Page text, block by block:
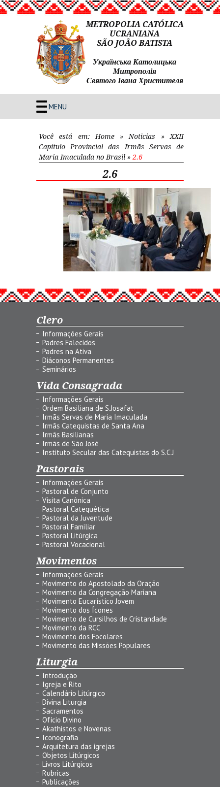
METROPOLIA CATÓLICA
UCRANIANA
SÃO JOÃO BATISTA
Українська Католицька
Митрополія
Святого Івана Христителя
MENU
Você está em: Home» Noticias »XXII
Capítulo Provincial das Irmãs Servas de
Maria Imaculada no Brasil » 2.6
2.6
Clero
Informações Gerais
Padres Falecidos
Padres na Ativa
Diáconos Permanentes
Seminários
Vida Consagrada
Informações Gerais
Ordem Basiliana de S.Josafat
Irmãs Servas de Maria Imaculada
Irmãs Catequistas de Santa Ana
Irmãs Basilianas
Irmãs de São José
Instituto Secular das Catequistas do S.C.J
Pastorais
Informações Gerais
Pastoral de Conjunto
Visita Canônica
Pastoral Catequética
Pastoral da Juventude
Pastoral Familiar
Pastoral Litúrgica
Pastoral Vocacional
Movimentos
Informações Gerais
Movimento do Apostolado da Oração
Movimento da Congregação Mariana
Movimento Eucarístico Jovem
Movimento dos Ícones
Movimento de Cursilhos de Cristandade
Movimento da RCC
Movimento dos Focolares
Movimento das Missões Populares
Liturgia
Introdução
Igreja e Rito
Calendário Litúrgico
Divina Liturgia
Sacramentos
Ofício Divino
Akathistos e Novenas
Iconografia
Arquitetura das igrejas
Objetos Litúrgicos
Livros Litúrgicos
Rubricas
Publicações